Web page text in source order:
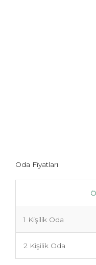
Oda Fiyatları
1 Kişilik Oda
2 Kişilik Oda